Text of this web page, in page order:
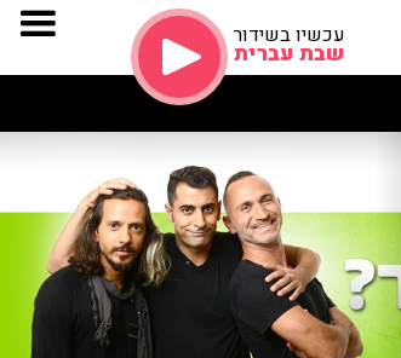
עכשיו בשידור
שבת עברית